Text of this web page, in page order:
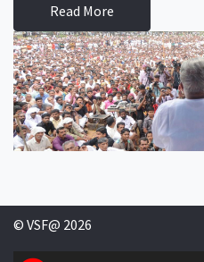
Read More
© VSF@ 2026